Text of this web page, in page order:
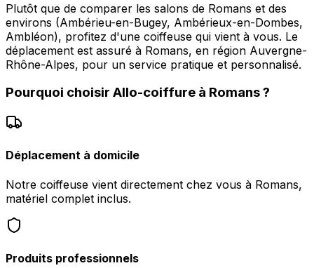
Plutôt que de comparer les salons de Romans et des
environs (Ambérieu-en-Bugey, Ambérieux-en-Dombes,
Ambléon), profitez d'une coiffeuse qui vient à vous. Le
déplacement est assuré à Romans, en région Auvergne-
Rhône-Alpes, pour un service pratique et personnalisé.
Pourquoi choisir Allo-coiffure à Romans?
Déplacement à domicile
Notre coiffeuse vient directement chez vous à Romans,
matériel complet inclus.
Produits professionnels